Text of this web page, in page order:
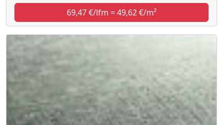
69,47 €/lfm = 49,62 €/m²